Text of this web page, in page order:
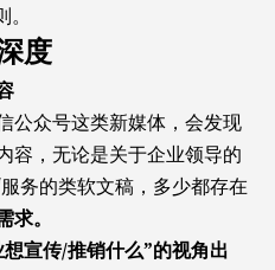
策
略
度
公众号这类新媒体，会发现
容，无论是关于企业领导的
务的类软文稿，多少都存在
求。
宣传/推销什么”的视角出